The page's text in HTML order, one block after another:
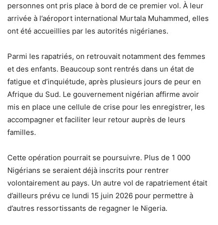
personnes ont pris place à bord de ce premier vol. À leur
arrivée à l’aéroport international Murtala Muhammed, elles
ont été accueillies par les autorités nigérianes.
Parmi les rapatriés, on retrouvait notamment des femmes
et des enfants. Beaucoup sont rentrés dans un état de
fatigue et d’inquiétude, après plusieurs jours de peur en
Afrique du Sud. Le gouvernement nigérian affirme avoir
mis en place une cellule de crise pour les enregistrer, les
accompagner et faciliter leur retour auprès de leurs
familles.
Cette opération pourrait se poursuivre. Plus de 1 000
Nigérians se seraient déjà inscrits pour rentrer
volontairement au pays. Un autre vol de rapatriement était
d’ailleurs prévu ce lundi 15 juin 2026 pour permettre à
d’autres ressortissants de regagner le Nigeria.